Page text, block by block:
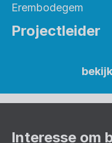
Erembodegem
Projectleider
Interesse om